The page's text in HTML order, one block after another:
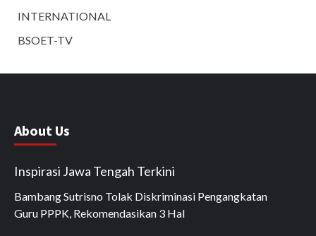
INTERNATIONAL
BSOET-TV
About Us
Inspirasi Jawa Tengah Terkini
Bambang Sutrisno Tolak Diskriminasi Pengangkatan
Guru PPPK, Rekomendasikan 3 Hal